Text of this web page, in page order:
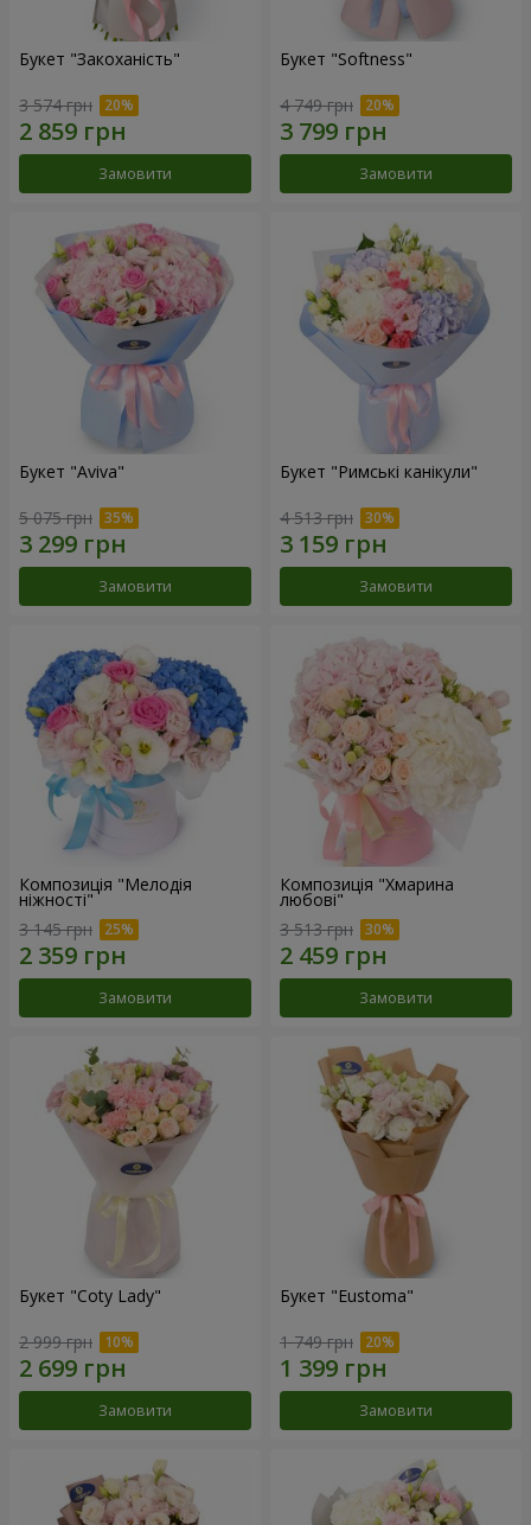
Букет "Закоханість"
3 574 грн
Замовити
Букет "Softness"
4 749 грн
Замовити
Букет "Aviva"
5 075 грн
Замовити
Букет "Римські канікули"
4 513 грн
Замовити
Композиція "Мелодія
ніжності"
3 145 грн
Замовити
Композиція "Хмарина
любові"
3 513 грн
Замовити
Букет "Coty Lady"
2 999 грн
Замовити
Букет "Eustoma"
1 749 грн
Замовити